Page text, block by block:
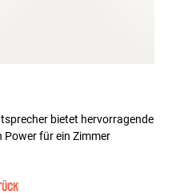
bietet hervorragende
Power für ein Zimmer